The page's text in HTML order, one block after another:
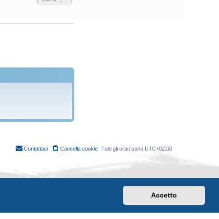
Accetto
Tutti gli orari sono UTC+02:00
Cancella cookie
Contattaci